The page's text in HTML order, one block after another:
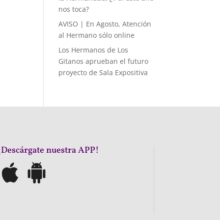
nos toca?
AVISO | En Agosto, Atención
al Hermano sólo online
Los Hermanos de Los
Gitanos aprueban el futuro
proyecto de Sala Expositiva
nuestra APP!